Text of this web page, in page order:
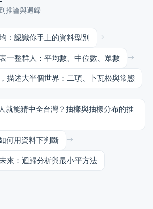
推論與迴歸
：認識你手上的資料型別
一整群人：平均數、中位數、眾數
描述大半個世界：二項、卜瓦松與常態
就能猜中全台灣？抽樣與抽樣分布的推
何用資料下判斷
來：迴歸分析與最小平方法